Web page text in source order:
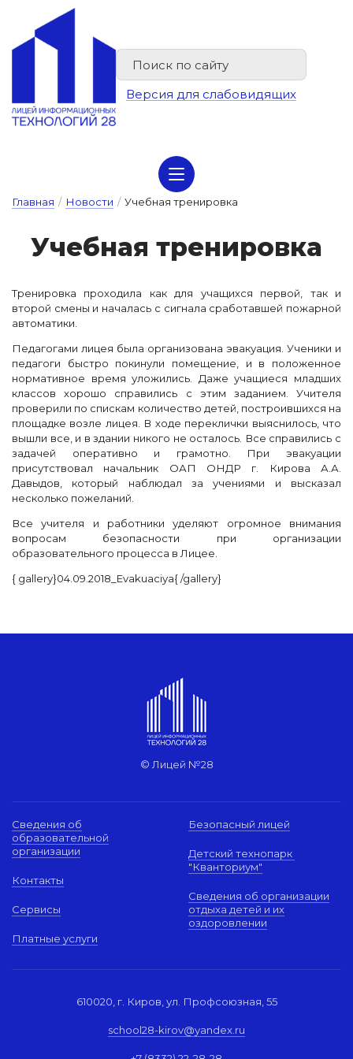
Версия для слабовидящих
Главная / Новости / Учебная тренировка
У­чеб­ная тре­ни­ров­ка
Тренировка проходила как для учащихся первой, так и
второй смены и началась с сигнала сработавшей пожарной
автоматики.
Педагогами лицея была организована эвакуация. Ученики и
педагоги быстро покинули помещение, и в положенное
нормативное время уложились. Даже учащиеся младших
классов хорошо справились с этим заданием. Учителя
проверили по спискам количество детей, построившихся на
площадке возле лицея. В ходе переклички выяснилось, что
вышли все, и в здании никого не осталось. Все справились с
задачей оперативно и грамотно. При эвакуации
присутствовал начальник ОАП ОНДР г. Кирова А.А.
Давыдов, который наблюдал за учениями и высказал
несколько пожеланий.
Все учителя и работники уделяют огромное внимания
вопросам безопасности при организации
образовательного процесса в Лицее.
{ gallery}04.09.2018_Evakuaciya{ /gallery}
© Лицей №28
Сведения об
образовательной
организации
Контакты
Сервисы
Платные услуги
Безопасный лицей
Детский технопарк
"Кванториум"
Сведения об организации
отдыха детей и их
оздоровлении
610020, г. Киров, ул. Профсоюзная, 55
school28-kirov@yandex.ru